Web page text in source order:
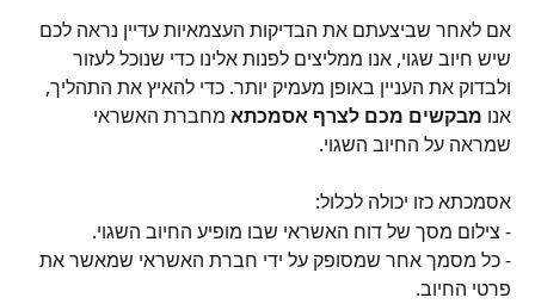
אם לאחר שביצעתם את הבדיקות העצמאיות עדיין נראה לכם
שיש חיוב שגוי, אנו ממליצים לפנות אלינו כדי שנוכל לעזור
ולבדוק את העניין באופן מעמיק יותר. כדי להאיץ את התהליך,
אנו מבקשים מכם לצרף אסמכתא מחברת האשראי
שמראה על החיוב השגוי.
אסמכתא כזו יכולה לכלול:
- צילום מסך של דוח האשראי שבו מופיע החיוב השגוי.
- כל מסמך אחר שמסופק על ידי חברת האשראי שמאשר את
פרטי החיוב.